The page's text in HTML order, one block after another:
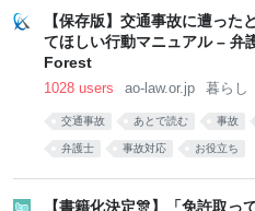
【保存版】交通事故に遭った
てほしい行動マニュアル – 弁
Forest
1028 users ao-law.or.jp 暮らし
交通事故 あとで読む 事故
弁護士 事故対応 お役立ち
【書籍化決定🎊】「免許取っ